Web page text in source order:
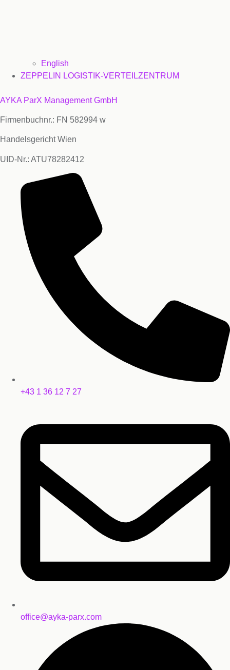
English
ZEPPELIN LOGISTIK-VERTEILZENTRUM
AYKA ParX Management GmbH
Firmenbuchnr.: FN 582994 w
Handelsgericht Wien
UID-Nr.: ATU78282412
+43 1 36 12 7 27
office@ayka-parx.com